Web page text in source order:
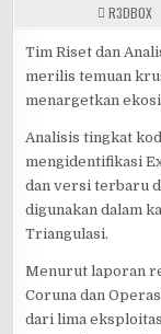
R3DB0X
Tim Riset dan
merilis temuan
menargetkan
Analisis tingkat
mengidentifikasi
dan versi terbaru
digunakan dalam
Triangulasi.
Menurut laporan
Coruna dan
dari lima